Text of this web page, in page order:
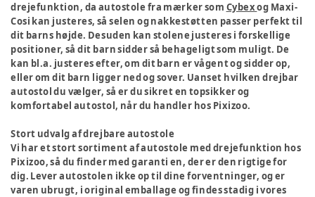
drejefunktion, da autostole fra mærker som Cybexog Maxi-
Cosi kan justeres, så selen og nakkestøtten passer perfekt til
dit barns højde. Desuden kan stolene justeres i forskellige
positioner, så dit barn sidder så behageligt som muligt. De
kan bl.a. justeres efter, om dit barn er vågent og sidder op,
eller om dit barn ligger ned og sover. Uanset hvilken drejbar
autostol du vælger, så er du sikret en topsikker og
komfortabel autostol, når du handler hos Pixizoo.
Stort udvalg af drejbare autostole
Vi har et stort sortiment af autostole med drejefunktion hos
Pixizoo, så du finder med garanti en, der er den rigtige for
dig. Lever autostolen ikke op til dine forventninger, og er
varen ubrugt, i original emballage og findes stadig i vores